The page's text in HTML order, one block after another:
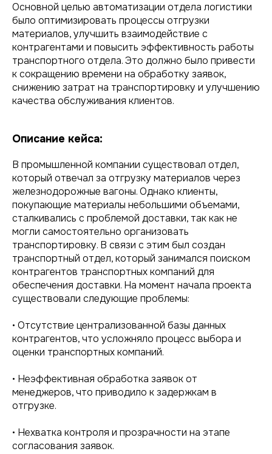
Основной целью автоматизации отдела логистики
было оптимизировать процессы отгрузки
материалов, улучшить взаимодействие с
контрагентами и повысить эффективность работы
транспортного отдела. Это должно было привести
к сокращению времени на обработку заявок,
снижению затрат на транспортировку и улучшению
качества обслуживания клиентов.
Описание кейса:
В промышленной компании существовал отдел,
который отвечал за отгрузку материалов через
железнодорожные вагоны. Однако клиенты,
покупающие материалы небольшими объемами,
сталкивались с проблемой доставки, так как не
могли самостоятельно организовать
транспортировку. В связи с этим был создан
транспортный отдел, который занимался поиском
контрагентов транспортных компаний для
обеспечения доставки. На момент начала проекта
существовали следующие проблемы:
• Отсутствие централизованной базы данных
контрагентов, что усложняло процесс выбора и
оценки транспортных компаний.
• Неэффективная обработка заявок от
менеджеров, что приводило к задержкам в
отгрузке.
• Нехватка контроля и прозрачности на этапе
согласования заявок.